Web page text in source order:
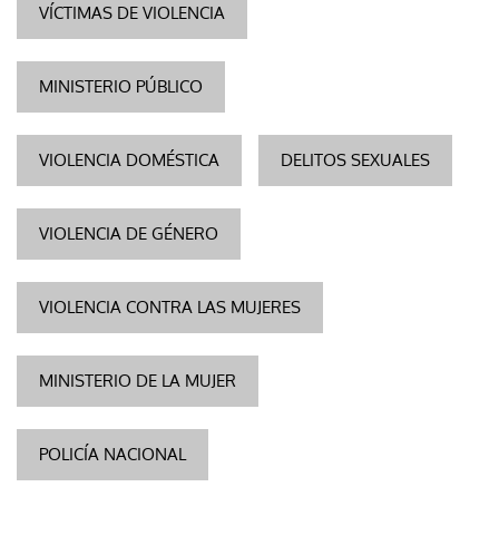
VÍCTIMAS DE VIOLENCIA
MINISTERIO PÚBLICO
VIOLENCIA DOMÉSTICA DELITOS SEXUALES
VIOLENCIA DE GÉNERO
VIOLENCIA CONTRA LAS MUJERES
MINISTERIO DE LA MUJER
POLICÍA NACIONAL